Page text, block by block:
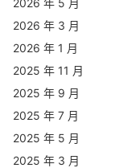
2026 年 5 月
2026 年 3 月
2026 年 1 月
2025 年 11 月
2025 年 9 月
2025 年 7 月
2025 年 5 月
2025 年 3 月